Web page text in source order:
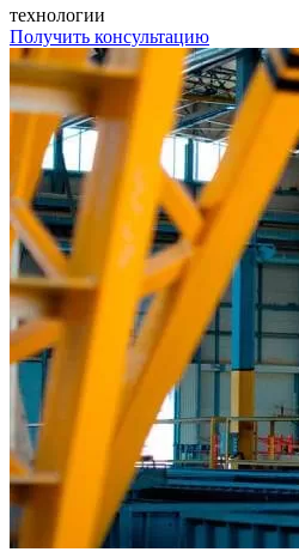
технологии
Получить консультацию